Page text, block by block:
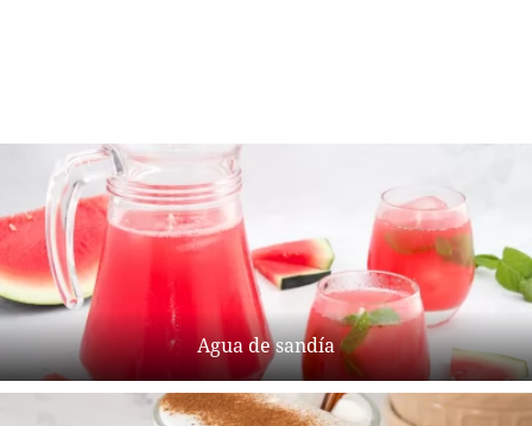
Agua de sandía